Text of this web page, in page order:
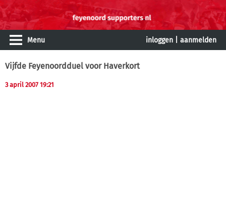
Menu inloggen aanmelden
Vijfde Feyenoordduel voor Haverkort
3 april 2007 19:21